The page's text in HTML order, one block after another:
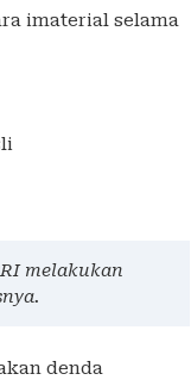
imaterial selama
melakukan
denda